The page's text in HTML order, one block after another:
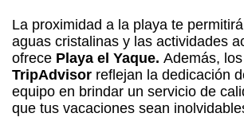
La proximidad a la playa te
aguas cristalinas y las actividades
ofrece Playa el Yaque. Además, los
TripAdvisor reflejan la dedicación
equipo en brindar un servicio de
que tus vacaciones sean